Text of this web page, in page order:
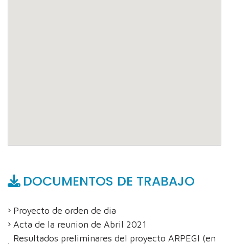
DOCUMENTOS DE TRABAJO
Proyecto de orden de dia
Acta de la reunion de Abril 2021
Resultados preliminares del proyecto ARPEGI (en